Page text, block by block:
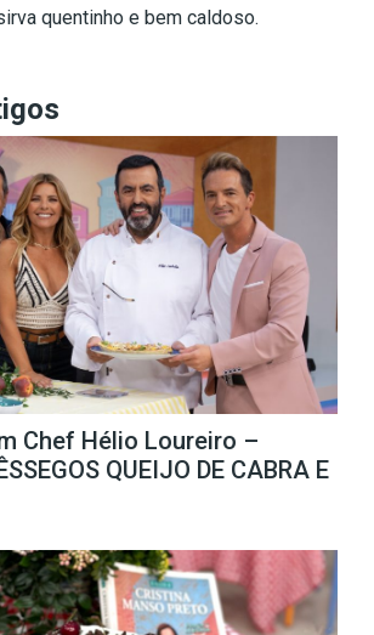
quentinho e bem caldoso.
Chef Hélio Loureiro –
QUEIJO DE CABRA E